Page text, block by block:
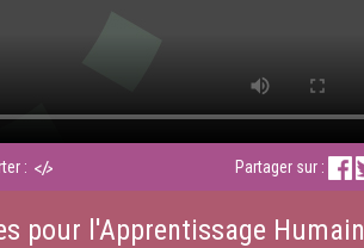
: Partager sur :
pour l'Apprentissage Humain